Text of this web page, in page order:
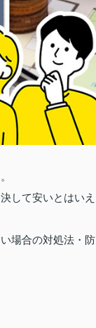
して安いとはいえ
場合の対処法・防